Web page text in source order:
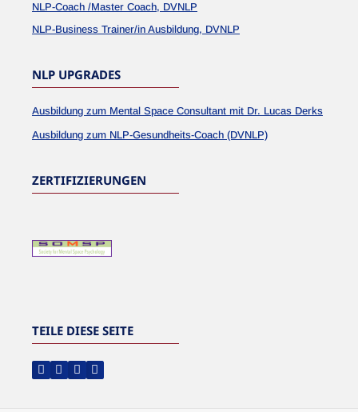
NLP-Coach /Master Coach, DVNLP
NLP-Business Trainer/in Ausbildung, DVNLP
NLP UPGRADES
Ausbildung zum Mental Space Consultant mit Dr. Lucas Derks
Ausbildung zum NLP-Gesundheits-Coach (DVNLP)
ZERTIFIZIERUNGEN
TEILE DIESE SEITE